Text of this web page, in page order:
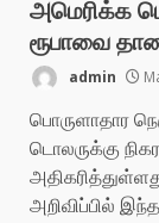
அமெரிக்க
ரூபாவை
admin
பொருளாதார
டொலருக்கு
அறிவிப்பில்